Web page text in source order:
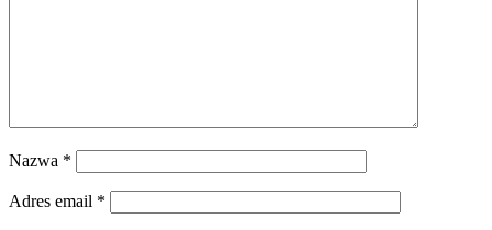
Nazwa *
Adres email *